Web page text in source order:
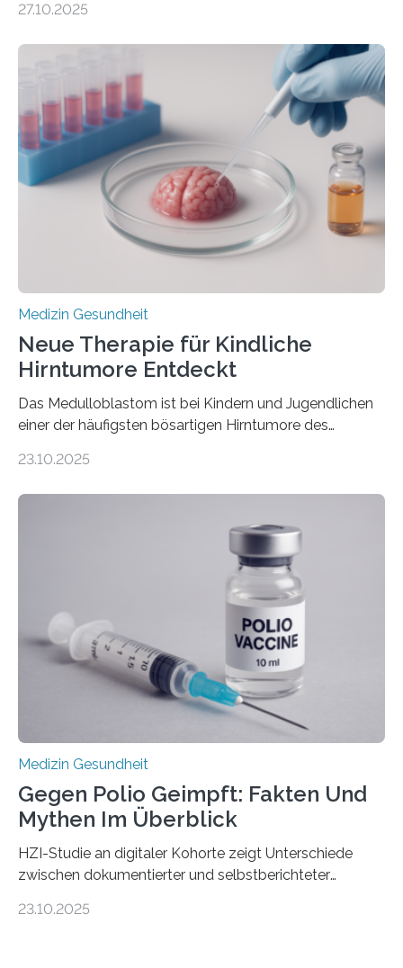
aus dem Deutschen Zentrum für Herzinsuffizienz
im Journal Circulation, warum der Energietransport bei
der Hypertrophen Kardiomyopathie (HCM) versagen
kann und wie sich durch eine Verringerung der
Herzbelastung und des oxidativen Stresses
Rhythmusstörungen reduzieren lassen. Würzburg. Die
hypertrophe Kardiomyopathie (HCM) ist die häufigste
erblich bedingte Herzerkrankung. Sie führt dazu, dass
sich die linke Herzkammer verdickt, der Herzmuskel zu
stark kontrahiert…
27.10.2025
Medizin Gesundheit
Neue Therapie für Kindliche
Hirntumore Entdeckt
Das Medulloblastom ist bei Kindern und Jugendlichen
einer der häufigsten bösartigen Hirntumore des
Betroffenen können mit heutigen Methoden geheilt
Dringend benötigt werden zielgerichtete Therapien, die
nur Tumorschwachstellen angreifen und normales
Gewebe verschonen. Forschende um Daniel Merk vom
Hertie-Institut für klinische Hirnforschung am
Universitätsklinikum Tübingen haben eine solche
Schwachstelle im Erbgut einer Untergruppe des
Medulloblastoms gefunden. Die Wilhelm Sander-
Stiftung unterstützte das Projekt…
23.10.2025
Medizin Gesundheit
Gegen Polio Geimpft: Fakten Und
Mythen Im Überblick
HZI-Studie an digitaler Kohorte zeigt Unterschiede
zwischen dokumentierter und selbstberichteter
Kinderlähmung, ist eine ansteckende Krankheit, die
23.10.2025